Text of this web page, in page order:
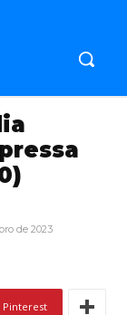
de 2023
Pinterest